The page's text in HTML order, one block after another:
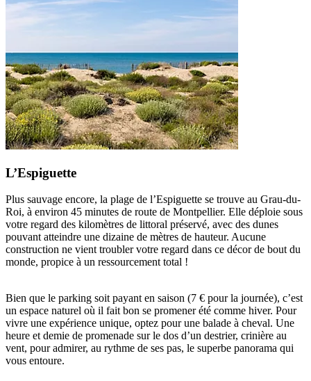
L’Espiguette
Plus sauvage encore, la plage de l’Espiguette se trouve au Grau-du-
Roi, à environ 45 minutes de route de Montpellier. Elle déploie sous
votre regard des kilomètres de littoral préservé, avec des dunes
pouvant atteindre une dizaine de mètres de hauteur. Aucune
construction ne vient troubler votre regard dans ce décor de bout du
monde, propice à un ressourcement total !
Bien que le parking soit payant en saison (7 € pour la journée), c’est
un espace naturel où il fait bon se promener été comme hiver. Pour
vivre une expérience unique, optez pour une balade à cheval. Une
heure et demie de promenade sur le dos d’un destrier, crinière au
vent, pour admirer, au rythme de ses pas, le superbe panorama qui
vous entoure.